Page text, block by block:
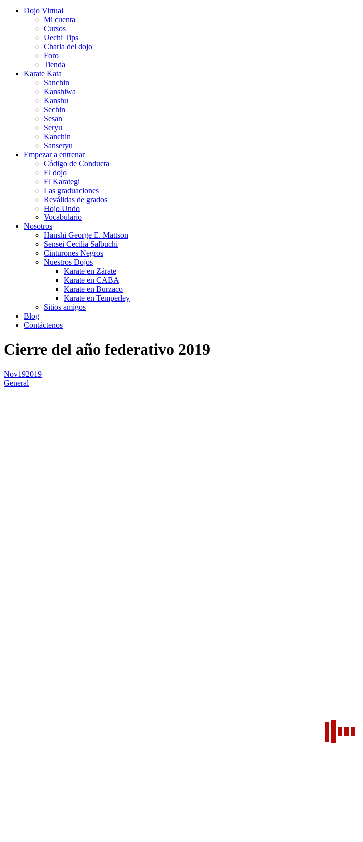
Dojo Virtual
Mi cuenta
Cursos
Uechi Tips
Charla del dojo
Foro
Tienda
Karate Kata
Sanchin
Kanshiwa
Kanshu
Sechin
Sesan
Seryu
Kanchin
Sanseryu
Empezar a entrenar
Código de Conducta
El dojo
El Karategi
Las graduaciones
Reválidas de grados
Hojo Undo
Vocabulario
Nosotros
Hanshi George E. Mattson
Sensei Cecilia Salbuchi
Cinturones Negros
Nuestros Dojos
Karate en Zárate
Karate en CABA
Karate en Burzaco
Karate en Temperley
Sitios amigos
Blog
Contáctenos
Cierre del año federativo 2019
Nov192019
General